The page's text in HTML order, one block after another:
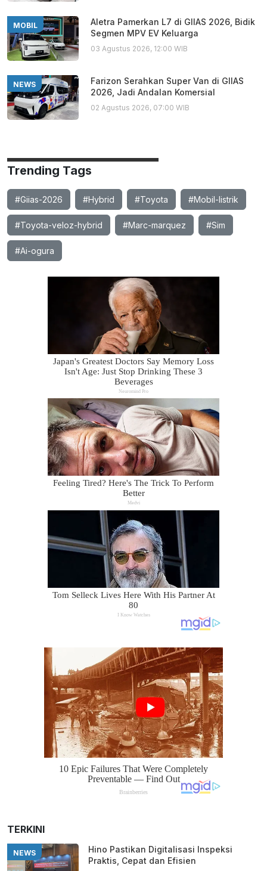
MOBIL
Aletra Pamerkan L7 di GIIAS 2026, Bidik
Segmen MPV EV Keluarga
03 Agustus 2026, 12:00 WIB
NEWS
Farizon Serahkan Super Van di GIIAS
2026, Jadi Andalan Komersial
02 Agustus 2026, 07:00 WIB
Trending Tags
#Giias-2026 #Hybrid #Toyota #Mobil-listrik
#Toyota-veloz-hybrid #Marc-marquez #Sim
#Ai-ogura
TERKINI
NEWS
Hino Pastikan Digitalisasi Inspeksi
Praktis, Cepat dan Efisien